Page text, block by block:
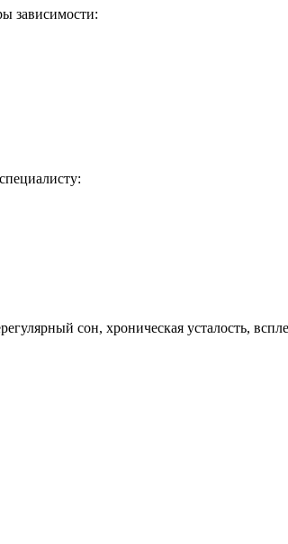
зависимости:
сон, хроническая усталость,